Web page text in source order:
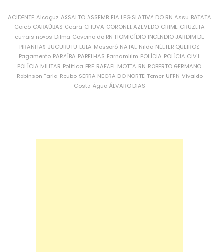
ACIDENTE Alcaçuz ASSALTO ASSEMBLEIA LEGISLATIVA DO RN Assu BATATA
Caicó CARAÚBAS Ceará CHUVA CORONEL AZEVEDO CRIME CRUZETA
currais novos Dilma Governo do RN HOMICÍDIO INCÊNDIO JARDIM DE
PIRANHAS JUCURUTU LULA Mossoró NATAL Nilda NÉLTER QUEIROZ
Pagamento PARAÍBA PARELHAS Parnamirim POLÍCIA POLÍCIA CIVIL
POLÍCIA MILITAR Política PRF RAFAEL MOTTA RN ROBERTO GERMANO
Robinson Faria Roubo SERRA NEGRA DO NORTE Temer UFRN Vivaldo
Costa Água ÁLVARO DIAS